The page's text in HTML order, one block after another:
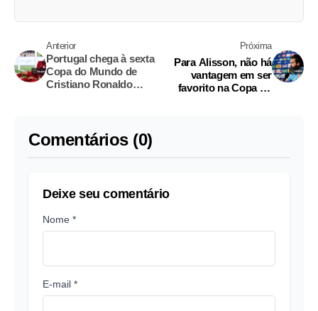
Anterior
Portugal chega à sexta
Copa do Mundo de
Cristiano Ronaldo
Próxima
Para Alisson, não há
vantagem em ser
favorito na Copa do
Comentários (0)
Deixe seu comentário
Nome *
E-mail *